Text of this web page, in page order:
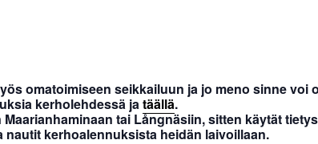
omatoimiseen seikkailuun ja jo meno sinne voi
kerholehdessä jatäällä.
tai Långnäsiin, sitten käytät
kerhoalennuksista heidän laivoillaan.